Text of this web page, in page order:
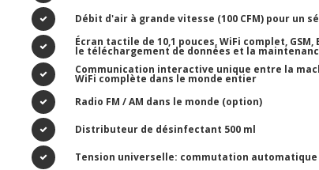
Débit d'air à grande vitesse (100 CFM) pour un
Écran tactile de 10,1 pouces, WiFi complet,
le téléchargement de données et la
Communication interactive unique entre la
WiFi complète dans le monde entier
Radio FM / AM dans le monde (option)
Distributeur de désinfectant 500 ml
Tension universelle: commutation